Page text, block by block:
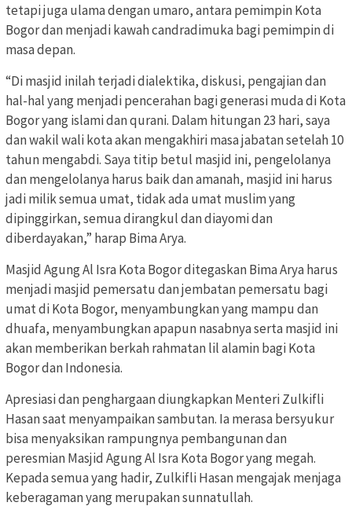
tetapi juga ulama dengan umaro, antara pemimpin Kota
Bogor dan menjadi kawah candradimuka bagi pemimpin di
masa depan.
“Di masjid inilah terjadi dialektika, diskusi, pengajian dan
hal-hal yang menjadi pencerahan bagi generasi muda di Kota
Bogor yang islami dan qurani. Dalam hitungan 23 hari, saya
dan wakil wali kota akan mengakhiri masa jabatan setelah 10
tahun mengabdi. Saya titip betul masjid ini, pengelolanya
dan mengelolanya harus baik dan amanah, masjid ini harus
jadi milik semua umat, tidak ada umat muslim yang
dipinggirkan, semua dirangkul dan diayomi dan
diberdayakan,” harap Bima Arya.
Masjid Agung Al Isra Kota Bogor ditegaskan Bima Arya harus
menjadi masjid pemersatu dan jembatan pemersatu bagi
umat di Kota Bogor, menyambungkan yang mampu dan
dhuafa, menyambungkan apapun nasabnya serta masjid ini
akan memberikan berkah rahmatan lil alamin bagi Kota
Bogor dan Indonesia.
Apresiasi dan penghargaan diungkapkan Menteri Zulkifli
Hasan saat menyampaikan sambutan. Ia merasa bersyukur
bisa menyaksikan rampungnya pembangunan dan
peresmian Masjid Agung Al Isra Kota Bogor yang megah.
Kepada semua yang hadir, Zulkifli Hasan mengajak menjaga
keberagaman yang merupakan sunnatullah.